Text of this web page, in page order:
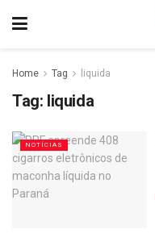
Home Tag liquida
Tag: liquida
NOTÍCIAS